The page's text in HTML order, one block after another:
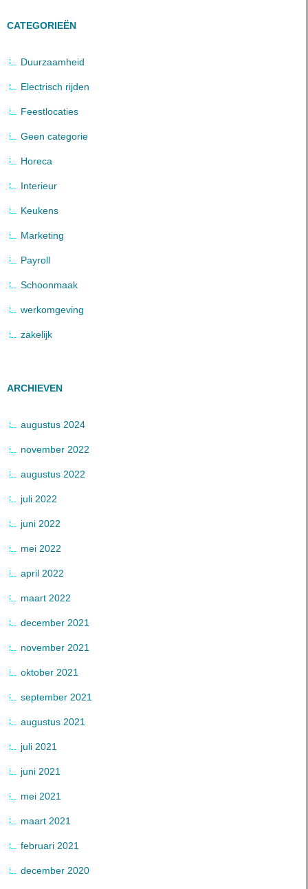
CATEGORIEËN
Duurzaamheid
Electrisch rijden
Feestlocaties
Geen categorie
Horeca
Interieur
Keukens
Marketing
Payroll
Schoonmaak
werkomgeving
zakelijk
ARCHIEVEN
augustus 2024
november 2022
augustus 2022
juli 2022
juni 2022
mei 2022
april 2022
maart 2022
december 2021
november 2021
oktober 2021
september 2021
augustus 2021
juli 2021
juni 2021
mei 2021
maart 2021
februari 2021
december 2020